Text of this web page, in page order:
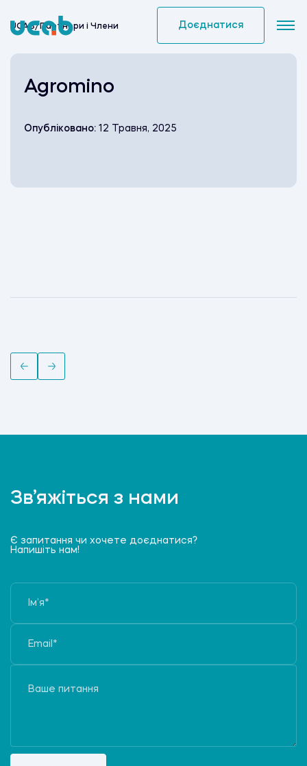
to
Доєднатися
UCAB/Партнери i Члени
Agromino
Опубліковано: 12 Травня, 2025
Зв’яжіться з нами
Є запитання чи хочете доєднатися?
Напишіть нам!